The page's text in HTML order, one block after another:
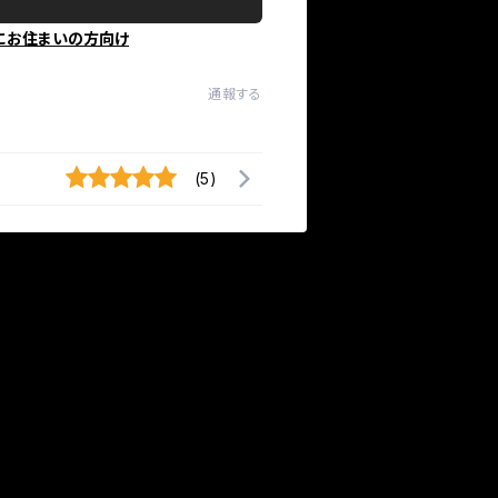
お住まいの方向け
通報する
(5)